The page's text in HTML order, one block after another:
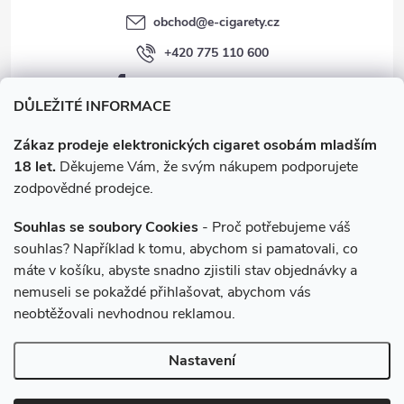
DŮLEŽITÉ INFORMACE
Zákaz prodeje elektronických cigaret osobám mladším
18 let. Děkujeme Vám, že svým nákupem podporujete
zodpovědné prodejce.
Souhlas se soubory Cookies - Proč potřebujeme váš
souhlas? Například k tomu, abychom si pamatovali, co
máte v košíku, abyste snadno zjistili stav objednávky a
nemuseli se pokaždé přihlašovat, abychom vás
neobtěžovali nevhodnou reklamou.
Nastavení
obchod@e-cigarety.cz
+420 775 110 600
facebook.com/e-cigarety.cz
Instagram
e-cigarety.cz. Všechna práva vyhrazena.
nastavení cookies